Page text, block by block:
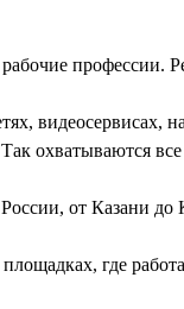
видеосервисах,
охватываются
от Казани до
где